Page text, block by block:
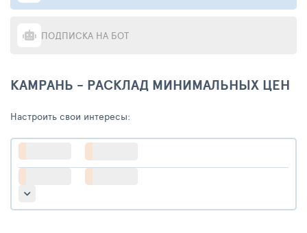
ПОДПИСКА НА БОТ
КАМРАНЬ - РАСКЛАД МИНИМАЛЬНЫХ ЦЕН
Настроить свои интересы: